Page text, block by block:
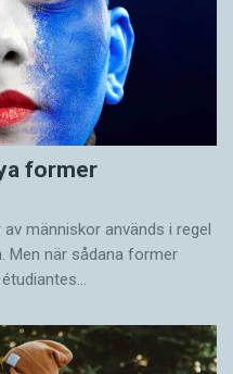
former
människor används i regel
Men när sådana ­former